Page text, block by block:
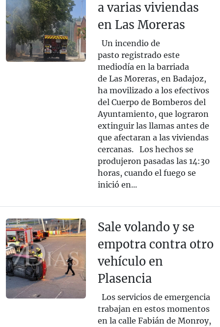
a varias viviendas
en Las Moreras
Un incendio de
pasto registrado este
mediodía en la barriada
de Las Moreras, en Badajoz,
ha movilizado a los efectivos
del Cuerpo de Bomberos del
Ayuntamiento, que lograron
extinguir las llamas antes de
que afectaran a las viviendas
cercanas. Los hechos se
produjeron pasadas las 14:30
horas, cuando el fuego se
inició en...
Sale volando y se
empotra contra otro
vehículo en
Plasencia
Los servicios de emergencia
trabajan en estos momentos
en la calle Fabián de Monroy,